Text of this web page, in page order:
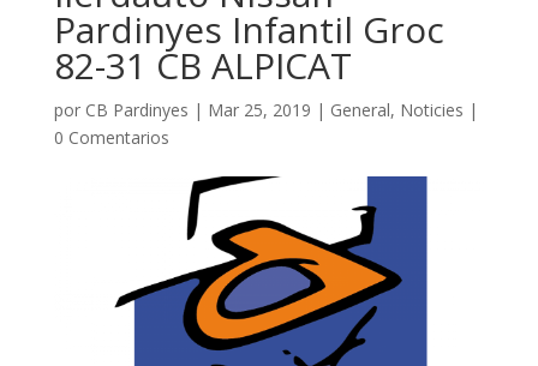
Pardinyes Infantil Groc
82-31 CB ALPICAT
por CB Pardinyes | Mar 25, 2019 | General, Noticies |
0 Comentarios